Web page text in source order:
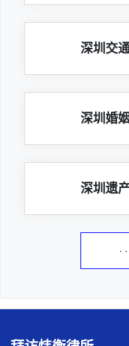
深圳交
深圳婚
深圳遗
·